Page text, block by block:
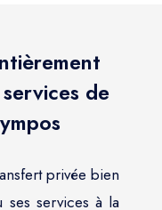
de
privée bien
ses services à la